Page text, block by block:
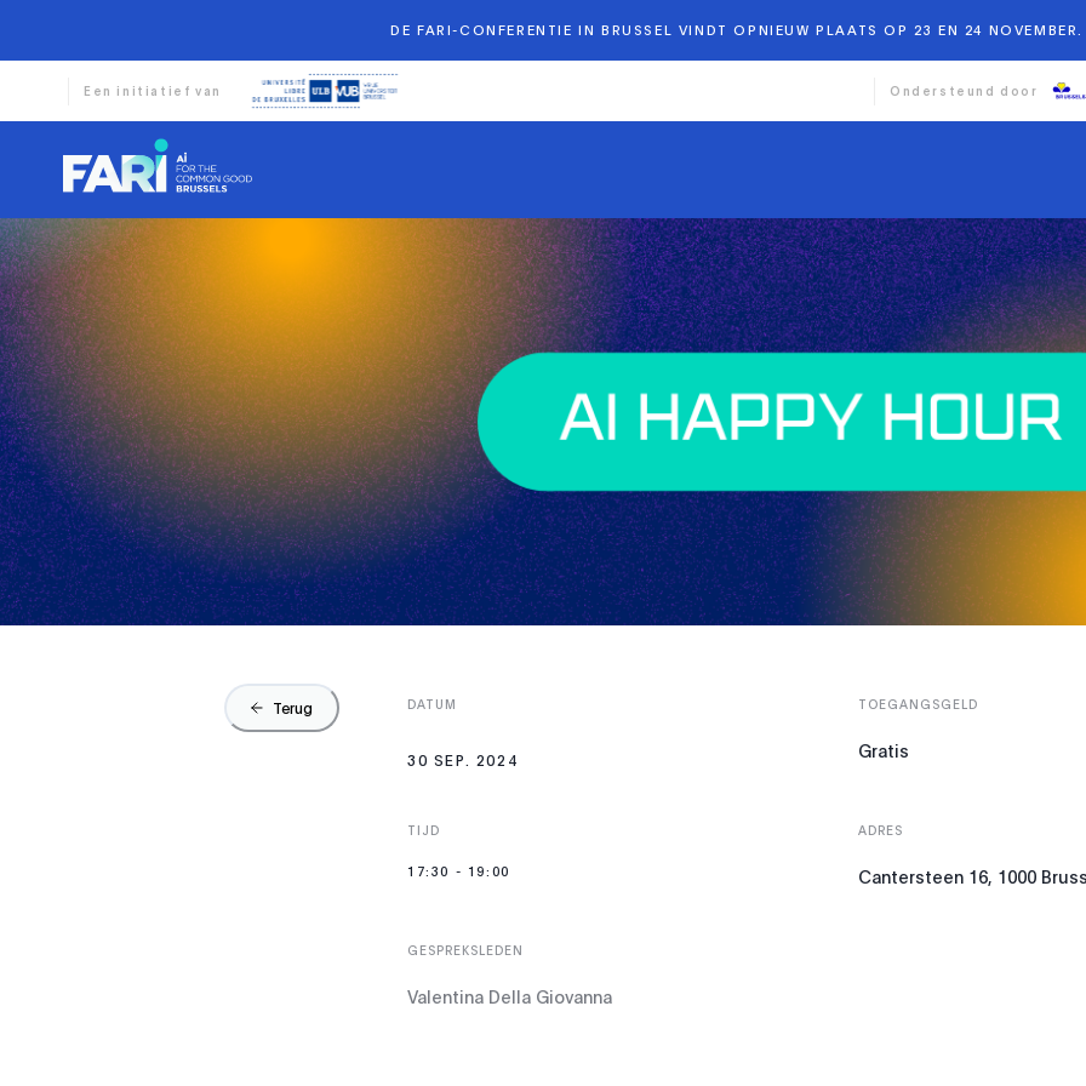
DE FARI-CONFERENTIE IN BRUSSEL VINDT OPNIEUW PLAATS OP 23 EN 24 NOVEMBER.
Een initiatief van Ondersteund door
Terug DATUM
30 SEP. 2024
TOEGANGSGELD
Gratis
TIJD
17:30 - 19:00
ADRES
Cantersteen 16, 1000
GESPREKSLEDEN
Valentina Della Giovanna